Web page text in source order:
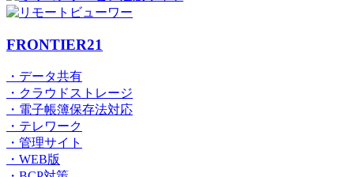
FRONTIER21
・データ共有
・クラウドストレージ
・電子帳簿保存法対応
・テレワーク
・管理サイト
・WEB版